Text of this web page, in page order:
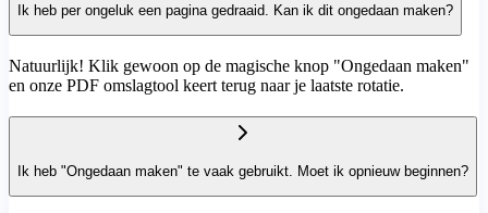
Ik heb per ongeluk een pagina gedraaid. Kan ik dit ongedaan maken?
Natuurlijk! Klik gewoon op de magische knop "Ongedaan maken"
en onze PDF omslagtool keert terug naar je laatste rotatie.
Ik heb "Ongedaan maken" te vaak gebruikt. Moet ik opnieuw beginnen?